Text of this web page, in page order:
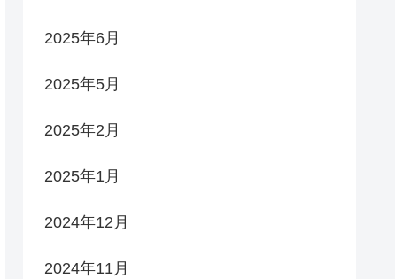
2025年6月
2025年5月
2025年2月
2025年1月
2024年12月
2024年11月